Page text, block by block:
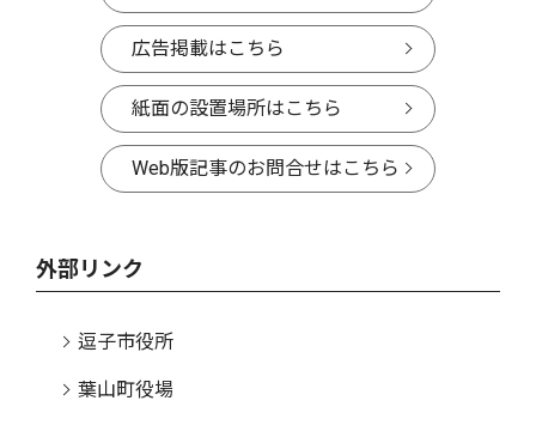
広告掲載はこちら
紙面の設置場所はこちら
Web版記事のお問合せはこちら
外部リンク
逗子市役所
葉山町役場